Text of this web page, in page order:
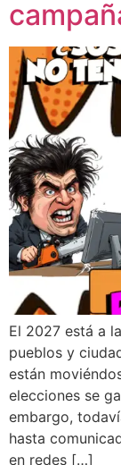
El 2027 está a
pueblos y
están
elecciones se
embargo,
hasta
en redes […]